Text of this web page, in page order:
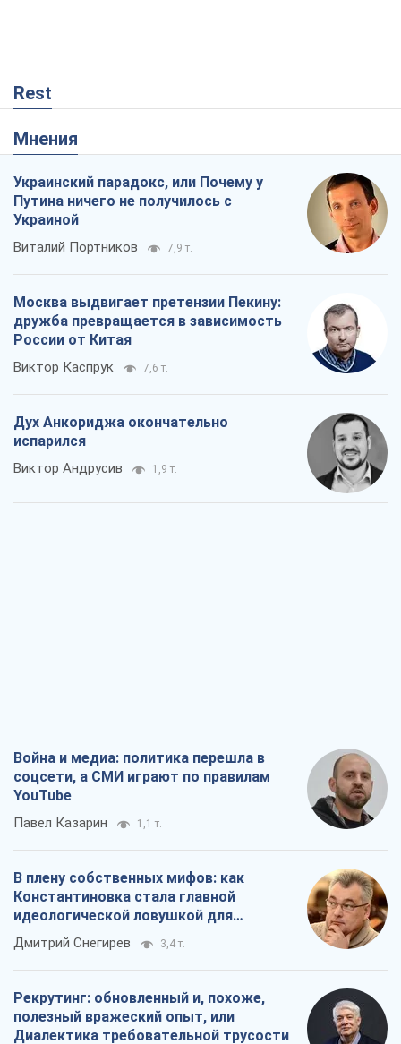
Rest
Мнения
Украинский парадокс, или Почему у
Путина ничего не получилось с
Украиной
Виталий Портников 7,9 т.
Москва выдвигает претензии Пекину:
дружба превращается в зависимость
России от Китая
Виктор Каспрук 7,6 т.
Дух Анкориджа окончательно
испарился
Виктор Андрусив 1,9 т.
Война и медиа: политика перешла в
соцсети, а СМИ играют по правилам
YouTube
Павел Казарин 1,1 т.
В плену собственных мифов: как
Константиновка стала главной
идеологической ловушкой для
российских оккупантов
Дмитрий Снегирев 3,4 т.
Рекрутинг: обновленный и, похоже,
полезный вражеский опыт, или
Диалектика требовательной трусости